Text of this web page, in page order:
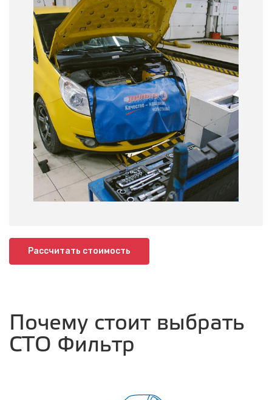
Рассчитать стоимость
Почему стоит выбрать
СТО Фильтр